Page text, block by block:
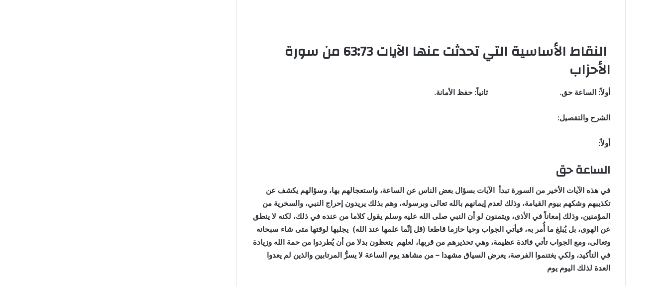
النقاط الأساسية التي تحدثت عنها الآيات 63:73 من سورة
الأحزاب
أولاً: الساعة حق. ثانياً: حفظ الأمانة.
الشرح والتفصيل:
أولاً:
الساعة حق
في هذه الآيات الأخير من السورة تبدأ الآيات بسؤال بعض الناس عن الساعة، واستعجالهم بها، وسؤالهم يكشف عن
تكذيبهم وشكهم بيوم القيامة، وذلك لعدم إيمانهم بالله تعالى وبرسوله، وهم بذلك يريدون إحراج النبي، والسخرية من
المؤمنين، وذلك إمعاناً في الأذى، ويتمنون لو أن النبي صلى الله عليه وسلم يقول كلاما من عنده في ذلك، لكنه لا ينطق
عن الهوى، بل يُبلغ ما أُمر به، فيأتي الجواب وحيا حازما قاطعا (قل إنَّما علمها عند الله) يجلبها لوقتها متى شاء سبحانه
وتعالى، ومع الجواب تأتي فائدة عظيمة، وهي تحذيرهم من قربها، لعلهم يتعظون بدلا من أن يُطردوا من حمة الله وزيادة
في التأكيد، ولكي يغتنموا الفرصة، يعرض السياق مشهدا – من مشاهد يوم الساعة لا يسرُّ المرتابين والذين لم يعدوا
العدة لذلك اليوم يوم